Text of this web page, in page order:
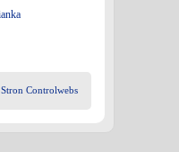
Controlwebs